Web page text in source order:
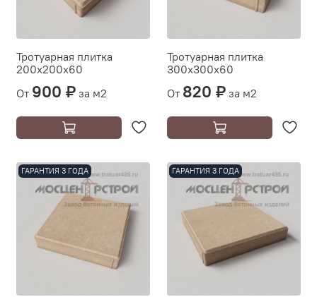
Тротуарная плитка
200х200х60
От 900 ₽ за м2
Тротуарная плитка
300х300х60
От 820 ₽ за м2
ГАРАНТИЯ 3 ГОДА ГАРАНТИЯ 3 ГОДА